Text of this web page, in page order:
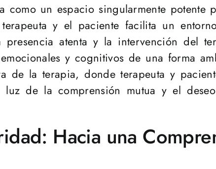
como un espacio singularmente potente
y el paciente facilita un
presencia atenta y la intervención del
y cognitivos de una forma
de la terapia, donde terapeuta y
de la comprensión mutua y el
Hacia una